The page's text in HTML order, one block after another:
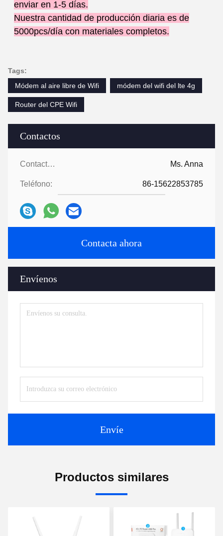
Contactos
Contactos: Ms. Anna
Teléfono: 86-15622853785
Contacta ahora
Envíenos
Envíe
enviar en 1-5 días.
Nuestra cantidad de producción diaria es de
5000pcs/día con materiales completos.
Tags:
Módem al aire libre de Wifi
módem del wifi del lte 4g
Router del CPE Wifi
Productos similares